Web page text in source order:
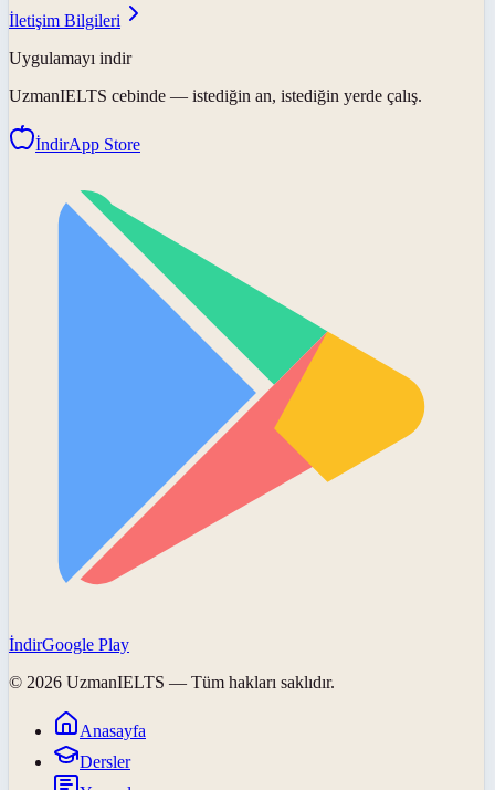
İletişim Bilgileri
Uygulamayı indir
UzmanIELTS cebinde — istediğin an, istediğin yerde çalış.
İndirApp Store
İndirGoogle Play
© 2026 UzmanIELTS — Tüm hakları saklıdır.
Anasayfa
Dersler